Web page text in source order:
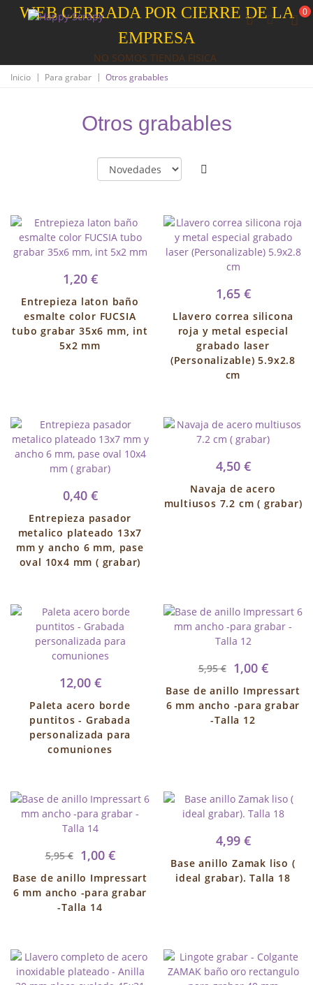
WEB CERRADA POR CIERRE DE LA
EMPRESA
NO SOMOS TIENDA FISICA
0
Inicio | Para grabar | Otros grabables
Otros grabables
1,20 €
Entrepieza laton baño
esmalte color FUCSIA
tubo grabar 35x6 mm, int
5x2 mm
1,65 €
Llavero correa silicona
roja y metal especial
grabado laser
(Personalizable) 5.9x2.8
cm
0,40 €
Entrepieza pasador
metalico plateado 13x7
mm y ancho 6 mm, pase
oval 10x4 mm ( grabar)
4,50 €
Navaja de acero
multiusos 7.2 cm ( grabar)
12,00 €
Paleta acero borde
puntitos - Grabada
personalizada para
comuniones
1,00 €
5,95 €
Base de anillo Impressart
6 mm ancho -para grabar
-Talla 12
1,00 €
5,95 €
Base de anillo Impressart
6 mm ancho -para grabar
-Talla 14
4,99 €
Base anillo Zamak liso (
ideal grabar). Talla 18